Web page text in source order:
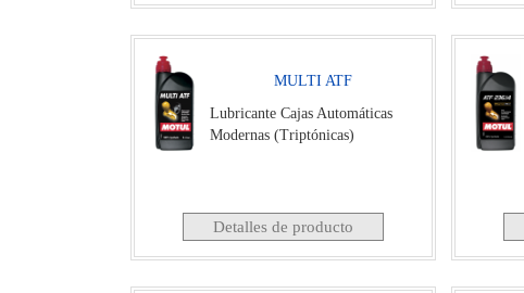
MULTI ATF
Lubricante Cajas Automáticas
Modernas (Triptónicas)
Detalles de producto